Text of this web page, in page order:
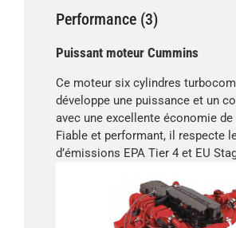
Performance (3)
Puissant moteur Cummins
Ce moteur six cylindres
développe une puissance et un
avec une excellente économie de
Fiable et performant, il respecte
d’émissions EPA Tier 4 et EU